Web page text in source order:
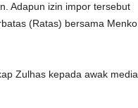
Adapun izin impor tersebut
(Ratas) bersama Menko
Zulhas kepada awak media